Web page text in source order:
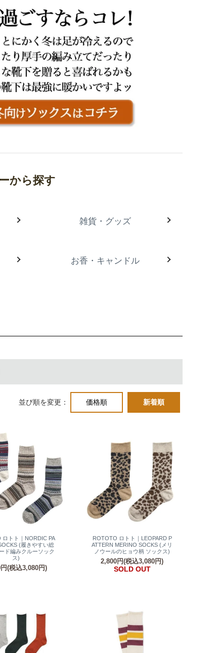
から探す
雑貨・グッズ
お香・キャンドル
並び順を変更： 価格順 新着順
ロトト｜NORDIC PA
(履きやすい総
ド編みクルーソック
ス)
(税込3,080円)
ROTOTO ロトト｜LEOPARD P
ATTERN MERINO SOCKS (メリ
ノウールのヒョウ柄 ソックス)
2,800円(税込3,080円)
SOLD OUT